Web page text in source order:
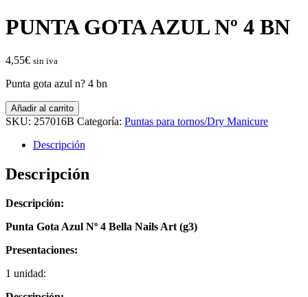
PUNTA GOTA AZUL Nº 4 BN
4,55€ sin iva
Punta gota azul n? 4 bn
PUNTA
GOTA
BN
cantidad
Añadir al carrito
SKU: 257016B Categoría: Puntas para tornos/Dry Manicure
Descripción
Descripción
Descripción:
Punta Gota Azul Nº 4 Bella Nails Art (g3)
Presentaciones:
1 unidad: